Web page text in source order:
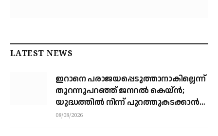
LATEST NEWS
ഇറാനെ പരാജയപ്പെടുത്താനാകില്ലെന്ന്
തുറന്നുപറഞ്ഞ് ജനറല്‍ കെയ്ന്‍;
യുദ്ധത്തില്‍ നിന്ന് പുറത്തുകടക്കാന്‍
വഴികാണണമെന്നും ആവശ്യം
08/08/2026